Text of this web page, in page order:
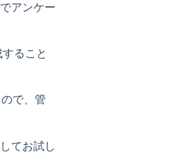
アンケー
ること
で、管
てお試し